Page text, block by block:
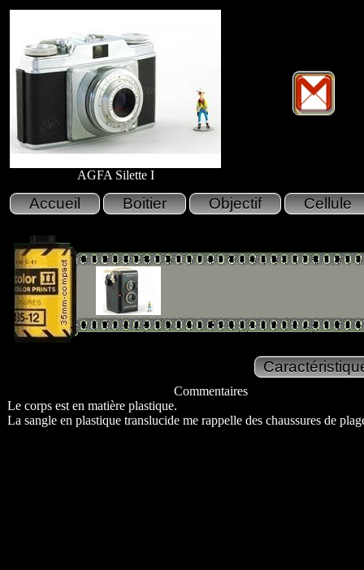
AGFA Silette I
Commentaires
Le corps est en matière plastique.
La sangle en plastique translucide me rappelle des chaussures de